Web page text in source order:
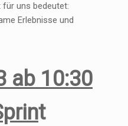
uns bedeutet:
Erlebnisse und
ab 10:30
t